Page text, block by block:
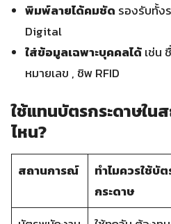
พิมพ์ลายได้คมชัด รองรับทั้ง
Digital
ใส่ข้อมูลเฉพาะบุคคลได้เช่น
หมายเลข , ชิพ RFID
ใช้แทนบัตรกระดาษใ
ไหน?
สถานการณ์
ทำไมควรใช้
กระดาษ